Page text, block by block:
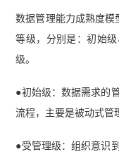
数据管理能力成熟度模
等级，分别是：初始
级。
●初始级：数据需求的
流程，主要是被动式管
●受管理级：组织意识